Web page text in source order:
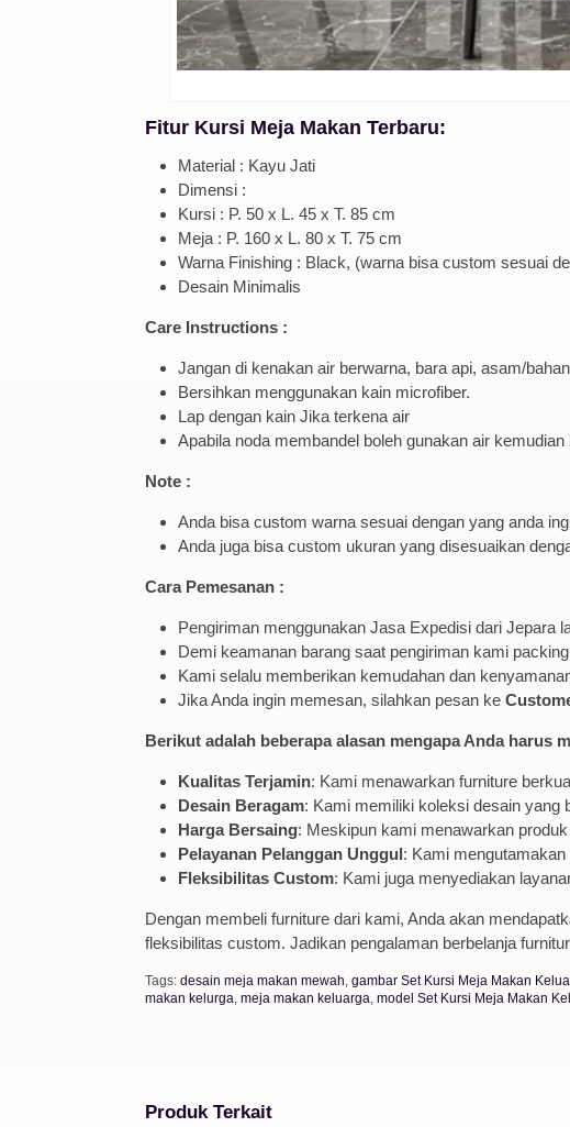
Fitur Kursi Meja Makan Terbaru:
Material : Kayu Jati
Dimensi :
Kursi : P. 50 x L. 45 x T. 85 cm
Meja : P. 160 x L. 80 x T. 75 cm
Warna Finishing : Black, (warna bisa custom sesuai
Desain Minimalis
Care Instructions :
Jangan di kenakan air berwarna, bara api, asam/
Bersihkan menggunakan kain microfiber.
Lap dengan kain Jika terkena air
Apabila noda membandel boleh gunakan air
Note :
Anda bisa custom warna sesuai dengan yang anda
Anda juga bisa custom ukuran yang disesuaikan
Cara Pemesanan :
Pengiriman menggunakan Jasa Expedisi dari Jepara
Demi keamanan barang saat pengiriman kami
Kami selalu memberikan kemudahan dan
Jika Anda ingin memesan, silahkan pesan ke
Berikut adalah beberapa alasan mengapa Anda harus
Kualitas Terjamin: Kami menawarkan furniture
Desain Beragam: Kami memiliki koleksi desain yang
Harga Bersaing: Meskipun kami menawarkan
Pelayanan Pelanggan Unggul: Kami
Fleksibilitas Custom: Kami juga menyediakan
Dengan membeli furniture dari kami, Anda akan
fleksibilitas custom. Jadikan pengalaman berbelanja
Tags: desain meja makan mewah gambar Set Kursi Meja Makan
makan kelurga meja makan keluarga model Set Kursi Meja Makan
Produk Terkait